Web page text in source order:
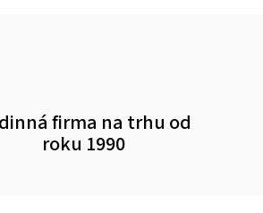
firma na trhu od
roku 1990